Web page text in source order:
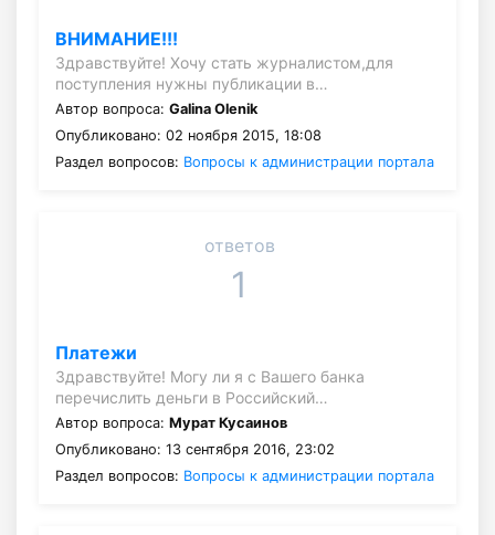
ВНИМАНИЕ!!!
Здравствуйте! Хочу стать журналистом,для
поступления нужны публикации в…
Автор вопроса: Galina Olenik
Опубликовано: 02 ноября 2015, 18:08
Раздел вопросов: Вопросы к администрации портала
ответов
1
Платежи
Здравствуйте! Могу ли я с Вашего банка
перечислить деньги в Российский…
Автор вопроса: Мурат Кусаинов
Опубликовано: 13 сентября 2016, 23:02
Раздел вопросов: Вопросы к администрации портала